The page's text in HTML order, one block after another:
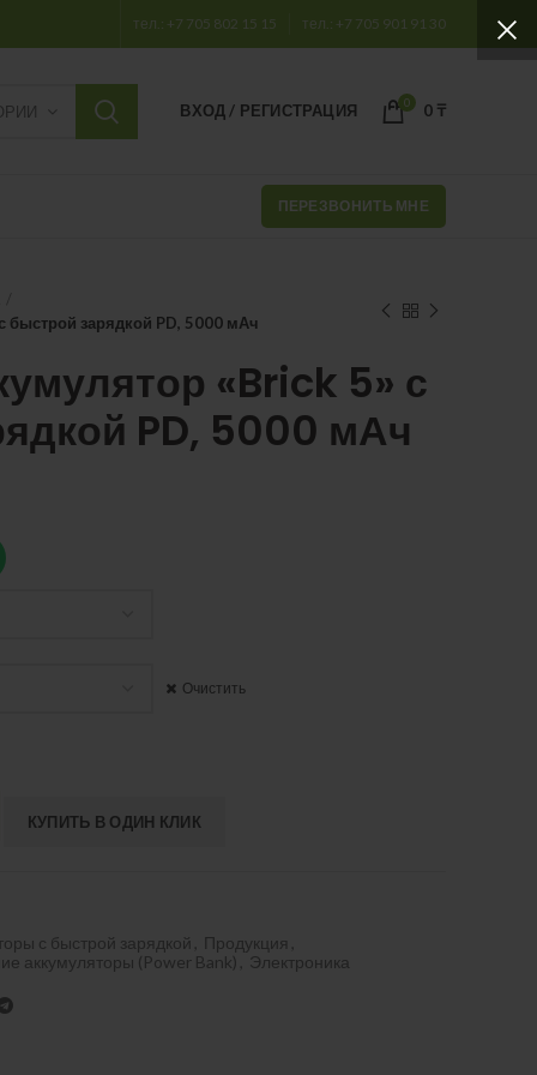
тел.: +7 705 802 15 15 тел.: +7 705 901 91 30
ВХОД / РЕГИСТРАЦИЯ 0 0 ₸
ПЕРЕЗВОНИТЬ МНЕ
быстрой зарядкой PD, 5000 мАч
«Brick 5» с
PD, 5000 мАч
Очистить
КУПИТЬ В ОДИН КЛИК
с быстрой зарядкой Продукция
аккумуляторы (Power Bank) Электроника